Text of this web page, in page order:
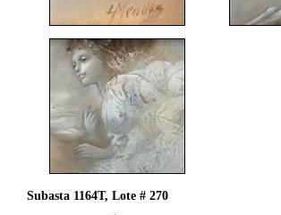
Subasta 1164T, Lote # 270